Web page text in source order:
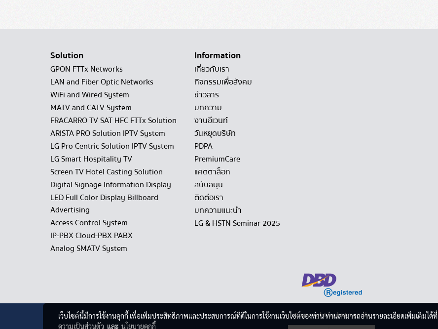
Solution
GPON FTTx Networks
LAN and Fiber Optic Networks
WiFi and Wired System
MATV and CATV System
FRACARRO TV SAT HFC FTTx Solution
ARISTA PRO Solution IPTV System
LG Pro Centric Solution IPTV System
LG Smart Hospitality TV
Screen TV Hotel Casting Solution
Digital Signage Information Display
LED Full Color Display Billboard
Advertising
Access Control System
IP-PBX Cloud-PBX PABX
Analog SMATV System
Information
เกี่ยวกับเรา
กิจกรรมเพื่อสังคม
ข่าวสาร
บทความ
งานอีเวนท์
วันหยุดบริษัท
PDPA
PremiumCare
แคตตาล็อก
สนับสนุน
ติดต่อเรา
บทความแนะนำ
LG & HSTN Seminar 2025
Copy right by hstn.co.th
เว็บไซต์นี้มีการใช้งานคุกกี้ เพื่อเพิ่มประสิทธิภาพและประสบการณ์ที่ดีในการใช้งานเว็บไซต์ของท่าน ท่านสามารถอ่านรายละเอียดเพิ่มเติมได้ที่
ความเป็นส่วนตัว และ นโยบายคุกกี้